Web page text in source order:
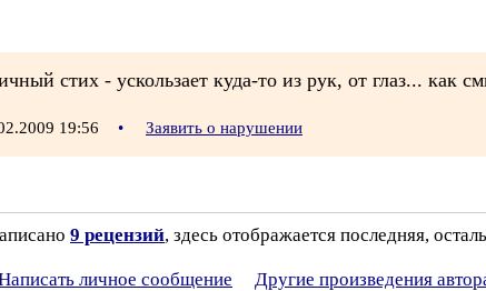
стих - ускользает куда-то из рук, от глаз... как
19:56 • Заявить о нарушении
9 рецензий, здесь отображается последняя,
личное сообщение Другие произведения